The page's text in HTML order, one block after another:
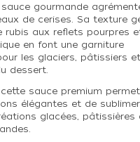
gourmande
de cerises. Sa texture
rubis aux reflets pourpres
en font une garniture
les glaciers, pâtissiers et
dessert.
sauce premium
élégantes et de sublimer
glacées, pâtissières